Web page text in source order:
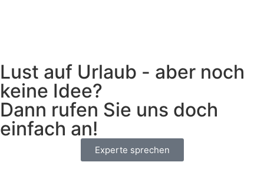
Lust auf Urlaub - aber noch
keine Idee?
Dann rufen Sie uns doch
einfach an!
Experte sprechen